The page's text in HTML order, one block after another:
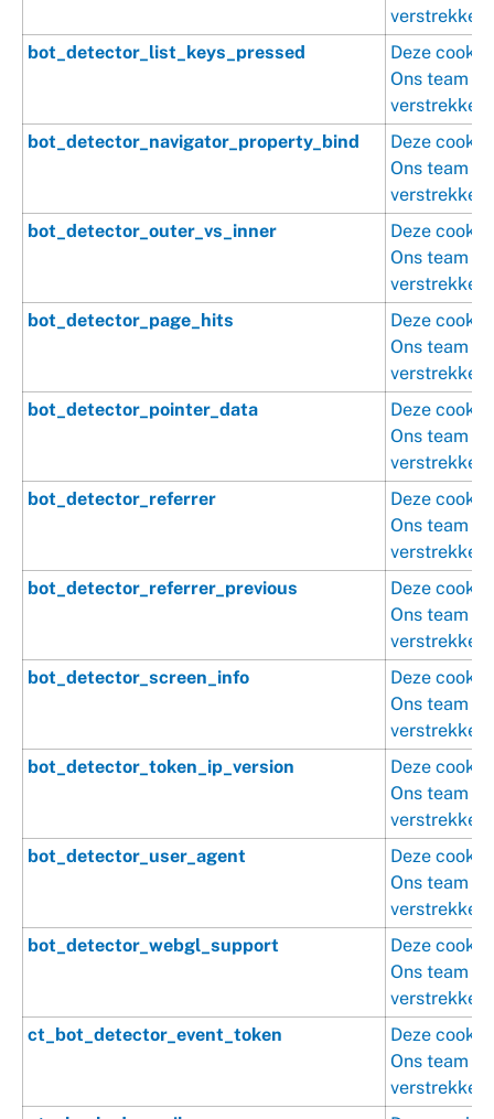
verstrekken.
bot_detector_list_keys_pressed
Deze
Ons team is
verstrekken.
bot_detector_navigator_property_bind
Deze
Ons team is
verstrekken.
bot_detector_outer_vs_inner
Deze
Ons team is
verstrekken.
bot_detector_page_hits
Deze
Ons team is
verstrekken.
bot_detector_pointer_data
Deze
Ons team is
verstrekken.
bot_detector_referrer
Deze
Ons team is
verstrekken.
bot_detector_referrer_previous
Deze
Ons team is
verstrekken.
bot_detector_screen_info
Deze
Ons team is
verstrekken.
bot_detector_token_ip_version
Deze
Ons team is
verstrekken.
bot_detector_user_agent
Deze
Ons team is
verstrekken.
bot_detector_webgl_support
Deze
Ons team is
verstrekken.
ct_bot_detector_event_token
Deze
Ons team is
verstrekken.